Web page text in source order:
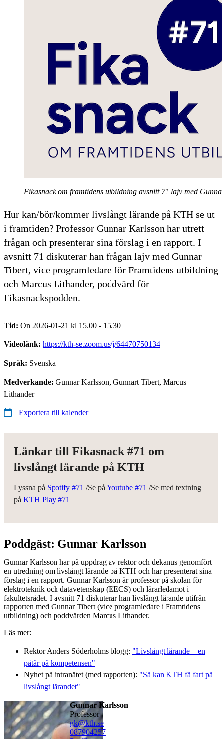
Fikasnack om framtidens utbildning avsnitt 71 lajv med
Hur kan/bör/kommer livslångt lärande på KTH se ut
i framtiden? Professor Gunnar Karlsson har utrett
frågan och presenterar sina förslag i en rapport. I
avsnitt 71 diskuterar han frågan lajv med Gunnar
Tibert, vice programledare för Framtidens utbildning
och Marcus Lithander, poddvärd för
Fikasnackspodden.
Tid: On 2026-01-21 kl 15.00 - 15.30
Videolänk: https://kth-se.zoom.us/j/64470750134
Språk: Svenska
Medverkande: Gunnar Karlsson, Gunnart Tibert, Marcus
Lithander
Exportera till kalender
Länkar till Fikasnack #71 om
livslångt lärande på KTH
Lyssna på Spotify #71 /Se på Youtube #71 /Se med textning
på KTH Play #71
Poddgäst: Gunnar Karlsson
Gunnar Karlsson har på uppdrag av rektor och dekanus genomfört
en utredning om livslångt lärande på KTH och har presenterat sina
förslag i en rapport. Gunnar Karlsson är professor på skolan för
elektroteknik och datavetenskap (EECS) och lärarledamot i
fakultetsrådet. I avsnitt 71 diskuterar han livslångt lärande utifrån
rapporten med Gunnar Tibert (vice programledare i Framtidens
utbildning) och poddvärden Marcus Lithander.
Läs mer:
Rektor Anders Söderholms blogg: "Livslångt lärande – en
påtår på kompetensen"
Nyhet på intranätet (med rapporten): "Så kan KTH få fart på
livslångt lärandet"
Gunnar Karlsson
professor
gk@kth.se
087904257